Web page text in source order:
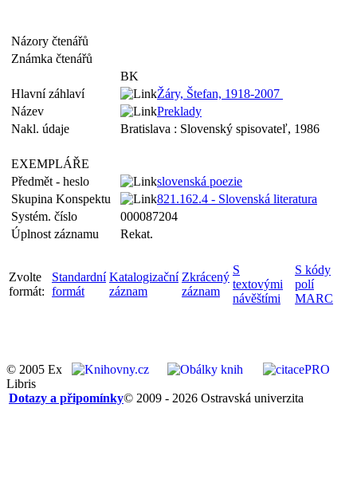
Názory čtenářů
Známka čtenářů
BK
Hlavní záhlaví
Žáry, Štefan, 1918-2007
Název
Preklady
Nakl. údaje
Bratislava : Slovenský spisovateľ, 1986
EXEMPLÁŘE
Předmět - heslo
slovenská poezie
Skupina Konspektu
821.162.4 - Slovenská literatura
Systém. číslo
000087204
Úplnost záznamu
Rekat.
Zvolte
formát:
Standardní
formát
Katalogizační
záznam
Zkrácený
záznam
S
textovými
návěštími
S kódy
polí
MARC
© 2005 Ex
Libris
© 2009 - 2026 Ostravská univerzita
Dotazy a připomínky